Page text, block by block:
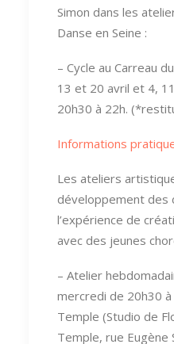
Simon dans les
Danse en Seine :
– Cycle au Carreau
13 et 20 avril et 4,
20h30 à 22h.
Informations
Les ateliers
développement des
l’expérience de
avec des jeunes
– Atelier
mercredi de 20h30 à
Temple (Studio de
Temple, rue Eugène